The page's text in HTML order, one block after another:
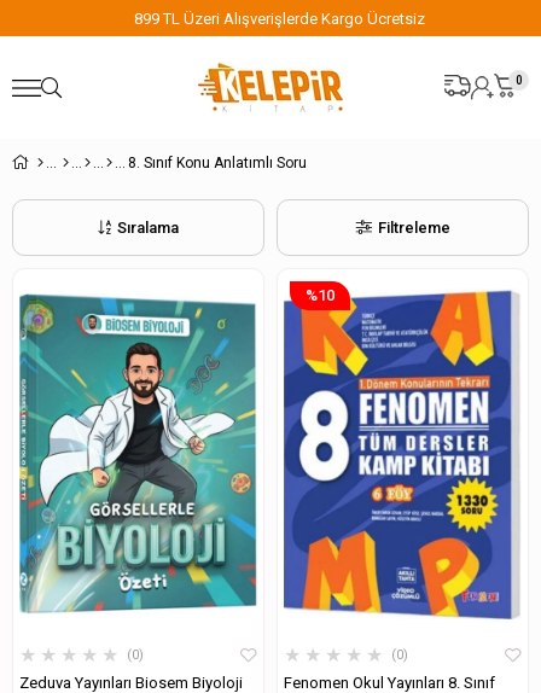
899 TL Üzeri Alışverişlerde Kargo Ücretsiz
0
8. Sınıf Konu Anlatımlı Soru
Filtreleme
Sıralama
★ ★ ★ ★ ★ 0
Zeduva Yayınları Biosem Biyoloji
★ ★ ★ ★ ★ 0
Fenomen Okul Yayınları 8. Sınıf
%10